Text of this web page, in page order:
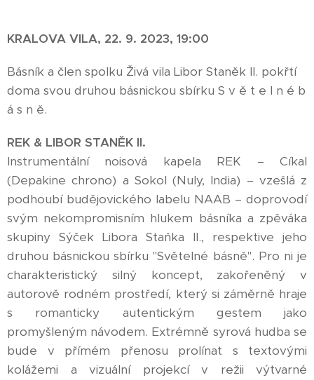
KRALOVA VILA, 22. 9. 2023, 19:00
Básník a člen spolku Živá vila Libor Staněk II. pokřtí
doma svou druhou básnickou sbírku S v ě t e l n é b
á s n ě.
REK & LIBOR STANĚK II.
Instrumentální noisová kapela REK – Cíkal
(Depakine chrono) a Sokol (Nuly, India) – vzešlá z
podhoubí budějovického labelu NAAB – doprovodí
svým nekompromisním hlukem básníka a zpěváka
skupiny Sýček Libora Staňka II., respektive jeho
druhou básnickou sbírku "Světelné básně". Pro ni je
charakteristický silný koncept, zakořeněný v
autorově rodném prostředí, který si záměrně hraje
s romanticky autentickým gestem jako
promyšleným návodem. Extrémně syrová hudba se
bude v přímém přenosu prolínat s textovými
kolážemi a vizuální projekcí v režii výtvarné